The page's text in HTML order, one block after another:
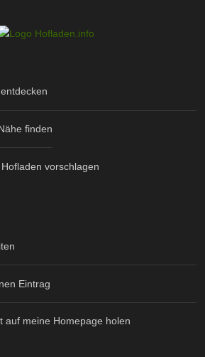
finden
vorschlagen
Eintrag
auf meine Homepage holen